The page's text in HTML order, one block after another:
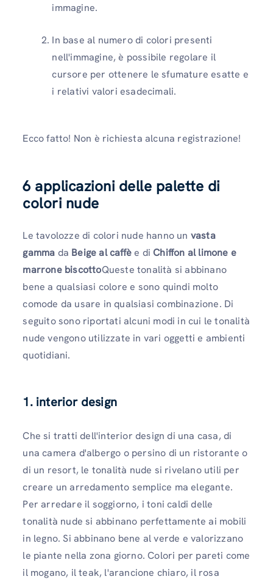
immagine.
In base al numero di colori presenti
nell'immagine, è possibile regolare il
cursore per ottenere le sfumature esatte e
i relativi valori esadecimali.
Ecco fatto! Non è richiesta alcuna registrazione!
6 applicazioni delle palette di
colori nude
Le tavolozze di colori nude hanno un vasta
gamma da Beige al caffèe diChiffon al limone e
marrone biscottoQueste tonalità si abbinano
bene a qualsiasi colore e sono quindi molto
comode da usare in qualsiasi combinazione. Di
seguito sono riportati alcuni modi in cui le tonalità
nude vengono utilizzate in vari oggetti e ambienti
quotidiani.
1. interior design
Che si tratti dell'interior design di una casa, di
una camera d'albergo o persino di un ristorante o
di un resort, le tonalità nude si rivelano utili per
creare un arredamento semplice ma elegante.
Per arredare il soggiorno, i toni caldi delle
tonalità nude si abbinano perfettamente ai mobili
in legno. Si abbinano bene al verde e valorizzano
le piante nella zona giorno. Colori per pareti come
il mogano, il teak, l'arancione chiaro, il rosa